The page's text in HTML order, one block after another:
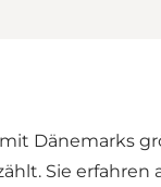
Dänemarks
Sie erfahren